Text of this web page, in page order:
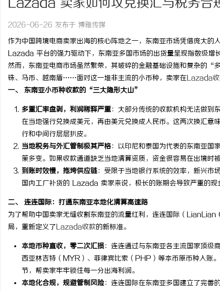
Lazada 卖家如何攻克换汇与税务合
2026-06-26 发布于 博雅传媒
作为中国跨境电商卖家出海的核心阵地之一，东南亚市场凭借庞大
Lazada 平台的强力驱动下，东南亚多国市场的出货量呈现指数级增
然而，东南亚电商市场虽然繁荣，其破碎的金融基础设施和复杂的
铢、马币、越南盾……面对这一堆非主流的小币种，卖家在Lazada
一、 东南亚小币种收款的“三大隐形大山”
多重汇率盘剥，利润稀释严重：大部分传统的收款机构无法做
在当地强行兑换成美元，再由美元兑换成人民币。这两次换汇意
行和中间行层层扒皮。
当地税务与外汇管制极其严格：以印尼和泰国为代表的东南亚国
策多变。如果收款通道缺乏当地清算资质，资金很容易在出境时
到账时效慢，拖垮供应链：受限于当地银行系统的效率，新兴市
国内工厂补货的 Lazada 卖家来说，极长的账期会导致严重的现
二、 连连国际：打通东南亚本地化清算高速路
为了帮助中国卖家无缝收割东南亚的流量红利，连连国际（
局，重新定义了Lazada收款的新标准。
本地币种直收，零二次汇损：连连通过与东南亚各主流国家顶级
西亚林吉特（MYR）、菲律宾比索（PHP）等本币原币种入
节，帮卖家牢牢锁住每一分出海利润。
本地化合规，规避管制风险：连连国际在东南亚多国建立了完
锡条，焊锡球，焊锡丝